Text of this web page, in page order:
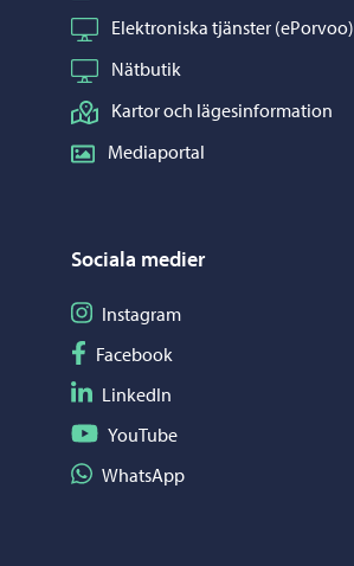
Elektroniska tjänster (ePorvoo)
Nätbutik
Kartor och lägesinformation
Mediaportal
Sociala medier
Följ på Instagram
Instagram
Följ på Facebook
Facebook
Följ på LinkedIn
LinkedIn
Följ på YouTube
YouTube
Dela på WhatsApp
WhatsApp